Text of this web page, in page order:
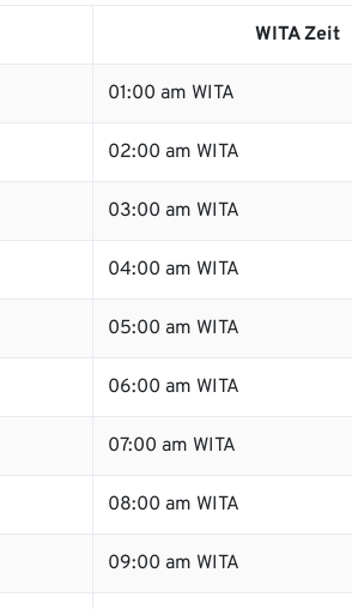
WITA Zeit
01:00 am WITA
02:00 am WITA
03:00 am WITA
04:00 am WITA
05:00 am WITA
06:00 am WITA
07:00 am WITA
08:00 am WITA
09:00 am WITA